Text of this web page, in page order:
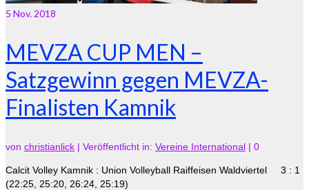
5 Nov. 2018
MEVZA CUP MEN –
Satzgewinn gegen MEVZA-
Finalisten Kamnik
von christianlick | Veröffentlicht in: Vereine International | 0
Calcit Volley Kamnik : Union Volleyball Raiffeisen Waldviertel 3 : 1
(22:25, 25:20, 26:24, 25:19)